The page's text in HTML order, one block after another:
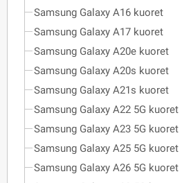
Samsung Galaxy A16 kuoret
Samsung Galaxy A17 kuoret
Samsung Galaxy A20e kuoret
Samsung Galaxy A20s kuoret
Samsung Galaxy A21s kuoret
Samsung Galaxy A22 5G kuoret
Samsung Galaxy A23 5G kuoret
Samsung Galaxy A25 5G kuoret
Samsung Galaxy A26 5G kuoret